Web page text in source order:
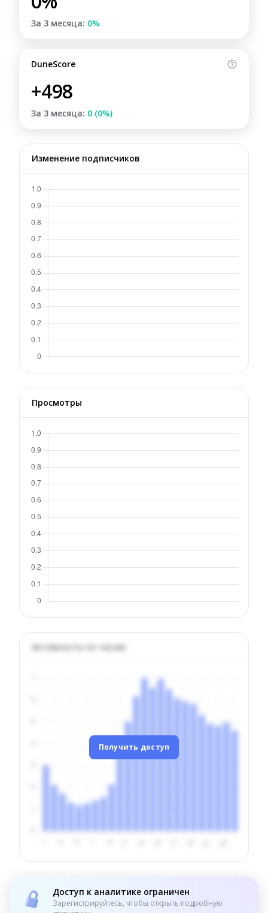
За 3 месяца: 0%
DuneScore
+498
За 3 месяца: 0 (0%)
Изменение подписчиков
Просмотры
Активность по часам
Получить доступ
Доступ к аналитике ограничен
Зарегистрируйтесь, чтобы открыть подробную